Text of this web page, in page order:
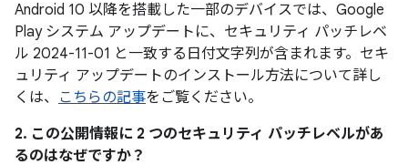
Android 10 以降を搭載した一部のデバイスでは、Google
Play システム アップデートに、セキュリティ パッチレベ
ル 2024-11-01 と一致する日付文字列が含まれます。セキ
ュリティ アップデートのインストール方法について詳し
くは、 こちらの記事をご覧ください。
2. この公開情報に 2 つのセキュリティ パッチレベルがあ
るのはなぜですか？